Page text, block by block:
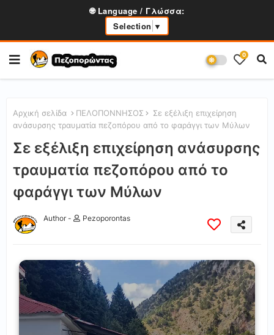
🌐 Language / Γλώσσα:
Selection ▼
0
Αρχική σελίδα ΠΕΛΟΠΟΝΝΗΣΟΣ
Σε εξέλιξη επιχείρηση
ανάσυρσης τραυματία πεζοπόρου από το φαράγγι των Μύλων
Σε εξέλιξη επιχείρηση ανάσυρσης
τραυματία πεζοπόρου από το
φαράγγι των Μύλων
Author - Pezoporontas